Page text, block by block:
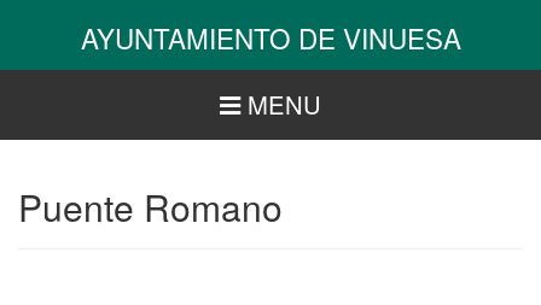
AYUNTAMIENTO DE VINUESA
MENU
Puente Romano